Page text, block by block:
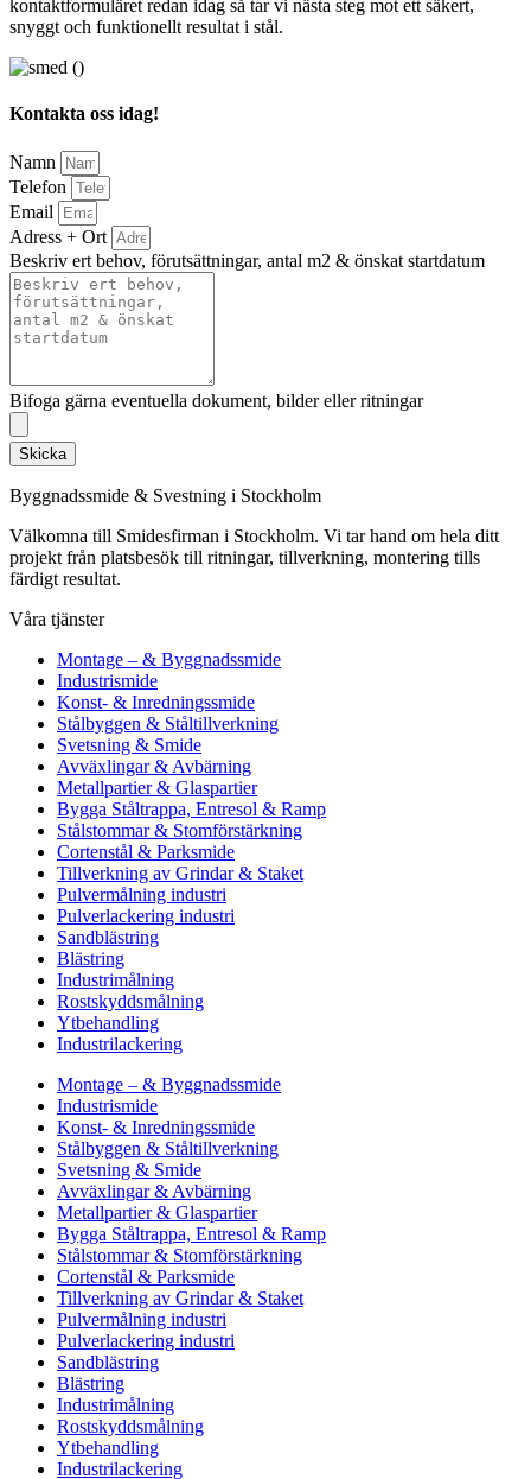
kontaktformuläret redan idag så tar vi nästa steg mot ett säkert,
snyggt och funktionellt resultat i stål.
Kontakta oss idag!
Namn
Telefon
Email
Adress + Ort
Beskriv ert behov, förutsättningar, antal m2 & önskat startdatum
Bifoga gärna eventuella dokument, bilder eller ritningar
Skicka
Byggnadssmide & Svestning i Stockholm
Välkomna till Smidesfirman i Stockholm. Vi tar hand om hela ditt
projekt från platsbesök till ritningar, tillverkning, montering tills
färdigt resultat.
Våra tjänster
Montage – & Byggnadssmide
Industrismide
Konst- & Inredningssmide
Stålbyggen & Ståltillverkning
Svetsning & Smide
Avväxlingar & Avbärning
Metallpartier & Glaspartier
Bygga Ståltrappa, Entresol & Ramp
Stålstommar & Stomförstärkning
Cortenstål & Parksmide
Tillverkning av Grindar & Staket
Pulvermålning industri
Pulverlackering industri
Sandblästring
Blästring
Industrimålning
Rostskyddsmålning
Ytbehandling
Industrilackering
Montage – & Byggnadssmide
Industrismide
Konst- & Inredningssmide
Stålbyggen & Ståltillverkning
Svetsning & Smide
Avväxlingar & Avbärning
Metallpartier & Glaspartier
Bygga Ståltrappa, Entresol & Ramp
Stålstommar & Stomförstärkning
Cortenstål & Parksmide
Tillverkning av Grindar & Staket
Pulvermålning industri
Pulverlackering industri
Sandblästring
Blästring
Industrimålning
Rostskyddsmålning
Ytbehandling
Industrilackering